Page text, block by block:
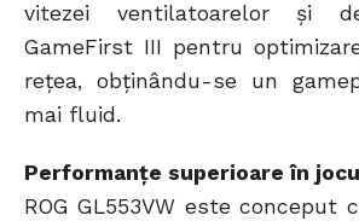
vitezei ventilatoarelor și
GameFirst III pentru
rețea, obținându-se un
mai fluid.
Performanțe superioare în
ROG GL553VW este conceput